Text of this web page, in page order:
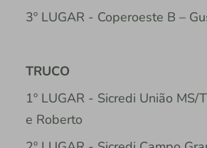
3º LUGAR - Coperoeste B –
TRUCO
1º LUGAR - Sicredi União MS/
e Roberto